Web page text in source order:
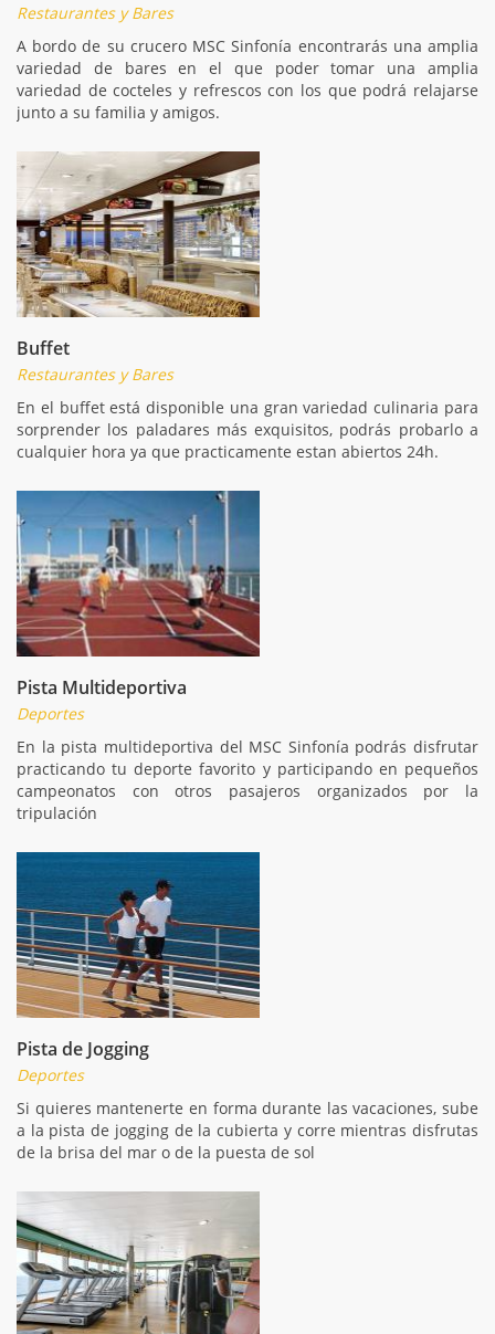
Restaurantes y Bares
A bordo de su crucero MSC Sinfonía encontrarás una amplia
variedad de bares en el que poder tomar una amplia
variedad de cocteles y refrescos con los que podrá relajarse
junto a su familia y amigos.
Buffet
Restaurantes y Bares
En el buffet está disponible una gran variedad culinaria para
sorprender los paladares más exquisitos, podrás probarlo a
cualquier hora ya que practicamente estan abiertos 24h.
Pista Multideportiva
Deportes
En la pista multideportiva del MSC Sinfonía podrás disfrutar
practicando tu deporte favorito y participando en pequeños
campeonatos con otros pasajeros organizados por la
tripulación
Pista de Jogging
Deportes
Si quieres mantenerte en forma durante las vacaciones, sube
a la pista de jogging de la cubierta y corre mientras disfrutas
de la brisa del mar o de la puesta de sol